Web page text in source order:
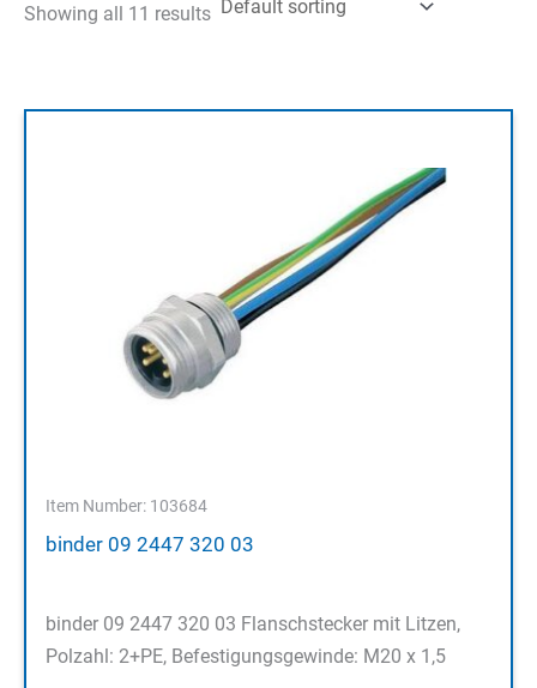
Showing all 11 results
Item Number: 103684
binder 09 2447 320 03
binder 09 2447 320 03 Flanschstecker mit Litzen,
Polzahl: 2+PE, Befestigungsgewinde: M20 x 1,5